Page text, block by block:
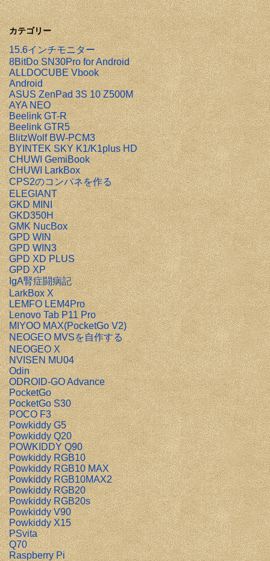
カテゴリー
15.6インチモニター
8BitDo SN30Pro for Android
ALLDOCUBE Vbook
Android
ASUS ZenPad 3S 10 Z500M
AYA NEO
Beelink GT-R
Beelink GTR5
BlitzWolf BW-PCM3
BYINTEK SKY K1/K1plus HD
CHUWI GemiBook
CHUWI LarkBox
CPS2のコンパネを作る
ELEGIANT
GKD MINI
GKD350H
GMK NucBox
GPD WIN
GPD WIN3
GPD XD PLUS
GPD XP
IgA腎症闘病記
LarkBox X
LEMFO LEM4Pro
Lenovo Tab P11 Pro
MIYOO MAX(PocketGo V2)
NEOGEO MVSを自作する
NEOGEO X
NVISEN MU04
Odin
ODROID-GO Advance
PocketGo
PocketGo S30
POCO F3
Powkiddy G5
Powkiddy Q20
POWKIDDY Q90
Powkiddy RGB10
Powkiddy RGB10 MAX
Powkiddy RGB10MAX2
Powkiddy RGB20
Powkiddy RGB20s
Powkiddy V90
Powkiddy X15
PSvita
Q70
Raspberry Pi